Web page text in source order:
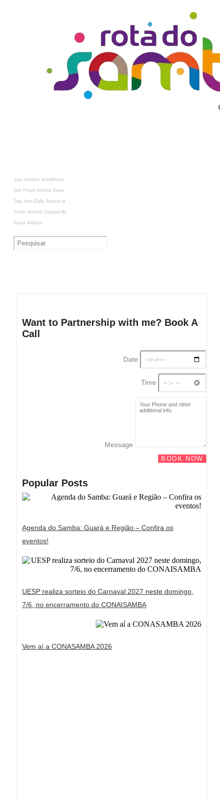
Just Another WordPress
Site Fresh Articles Every
Day Your Daily Source of
Fresh Articles Created By
Royal Addons
Want to Partnership with me? Book A
Call
Date
Time
Message
BOOK NOW
Popular Posts
Agenda do Samba: Guará e Região – Confira os
eventos!
UESP realiza sorteio do Carnaval 2027 neste domingo,
7/6, no encerramento do CONAISAMBA
Vem aí a CONASAMBA 2026